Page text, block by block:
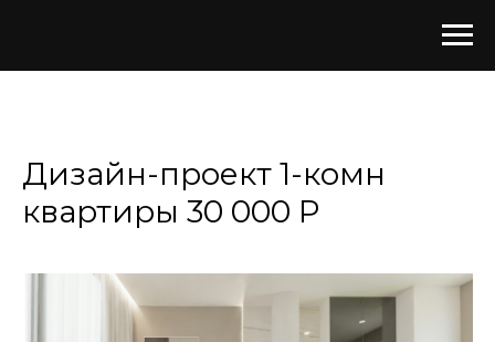
Дизайн-проект 1-комн
квартиры 30 000 Р